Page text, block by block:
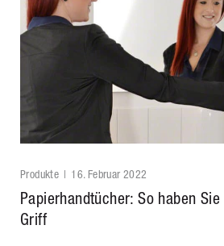
Papierhandtücher: So haben
Griff
Produkte 16. Februar 2022